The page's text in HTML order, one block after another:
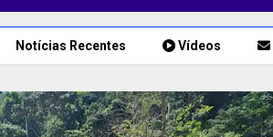
Notícias Recentes Vídeos